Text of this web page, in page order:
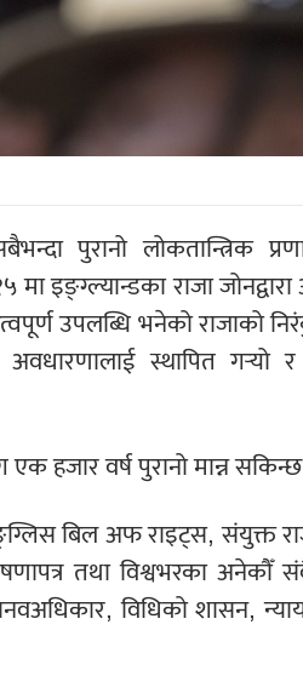
पुरानो लोकतान्त्रिक
राजा जोनद्वारा
उपलब्धि भनेको राजाको
अवधारणालाई स्थापित
हजार वर्ष पुरानो मान्न
बिल अफ राइट्स, संयुक्त
तथा विश्वभरका अनेकौँ
विधिको शासन,